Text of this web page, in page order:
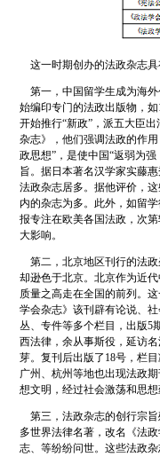
这一时期创办的法政杂志具
第一，中国留学生成为海外
始编印专门的法政出版物，
开始推行“新政”，派五大臣
杂志》，他们强调法政的作
政思想”，是使中国“返弱为
旨。据日本著名汉学家实藤
法政杂志居多。据他评价，
内的杂志为多。此外，如留
报专注在欧美各国法政，次
大影响。
第二，北京地区刊行的法政
却逊色于北京。北京作为近
质量之高走在全国的前列。
学会杂志》该刊辟有论说、
丛、专件等多个栏目，出版5
西法律，余从事斯役，延访
芽。复刊后出版了18号，栏
广州、杭州等地也出现法政
想文明，经过社会激荡和思
第三，法政杂志的创行宗旨
多世界法律名著，改名《法
志、等纷纷问世。这些法政